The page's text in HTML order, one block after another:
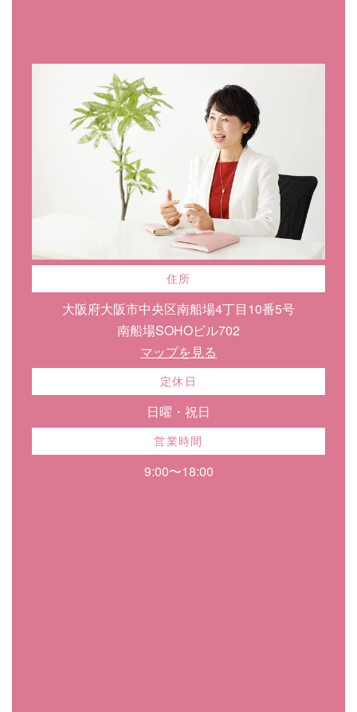
住所
大阪府大阪市中央区南船場4丁目10番5号
南船場SOHOビル702
マップを見る
定休日
日曜・祝日
営業時間
9:00〜18:00